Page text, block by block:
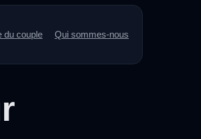
du couple Qui sommes-nous